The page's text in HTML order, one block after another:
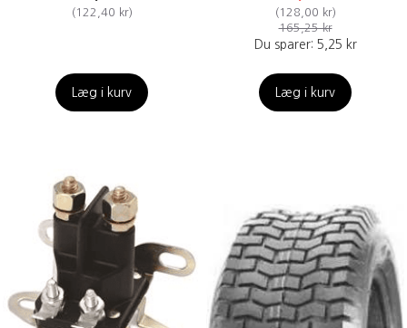
( 122,40 kr)
Læg i kurv
( 128,00 kr)
165,25 kr
Du sparer: 5,25 kr
Læg i kurv